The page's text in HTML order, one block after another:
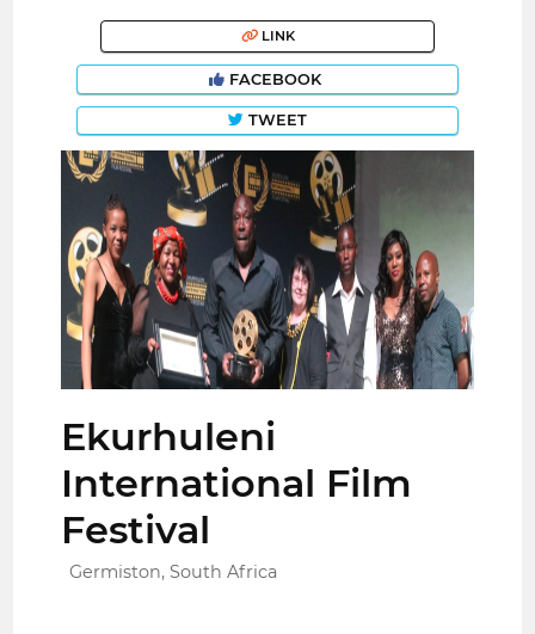
LINK
FACEBOOK
TWEET
Ekurhuleni
International Film
Festival
Germiston, South Africa